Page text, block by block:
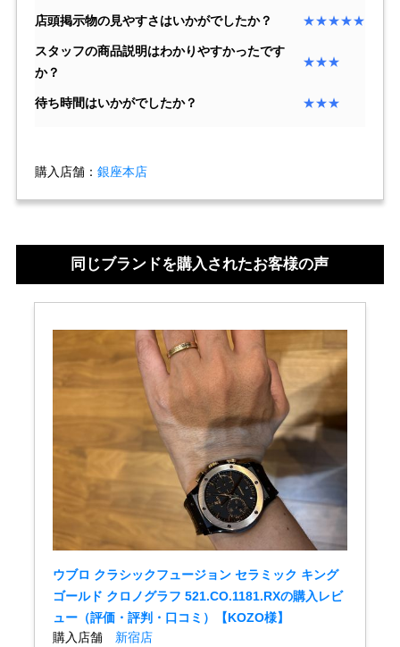
腕時計サイズ調整サービス
店舗受け取りサービス
店舗取り寄せサービス
買取・下取りをご希望の方
買取専門サロン
75%以上保証！中古商品高価買戻し
修理・メンテナンスをご希望の方
修理依頼をする
修理・メンテンナンスについて
外装仕上げについて
電池交換について
店頭掲示物の見やすさはいかがでしたか？ ★★★★★
スタッフの商品説明はわかりやすかったです
か？
★★★
待ち時間はいかがでしたか？ ★★★
購入店舗： 銀座本店
同じブランドを購入されたお客様の声
ウブロ クラシックフュージョン セラミック キング
ゴールド クロノグラフ 521.CO.1181.RXの購入レビ
ュー（評価・評判・口コミ）【KOZO様】
購入店舗 新宿店